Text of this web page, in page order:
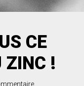
CE
ZINC !